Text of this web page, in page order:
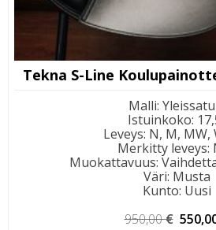
Tekna S-Line
Malli:
Istuinkoko:
Leveys: N, M, MW,
Merkitty leveys:
Muokattavuus:
Väri: Musta
Kunto: Uusi
950,00€